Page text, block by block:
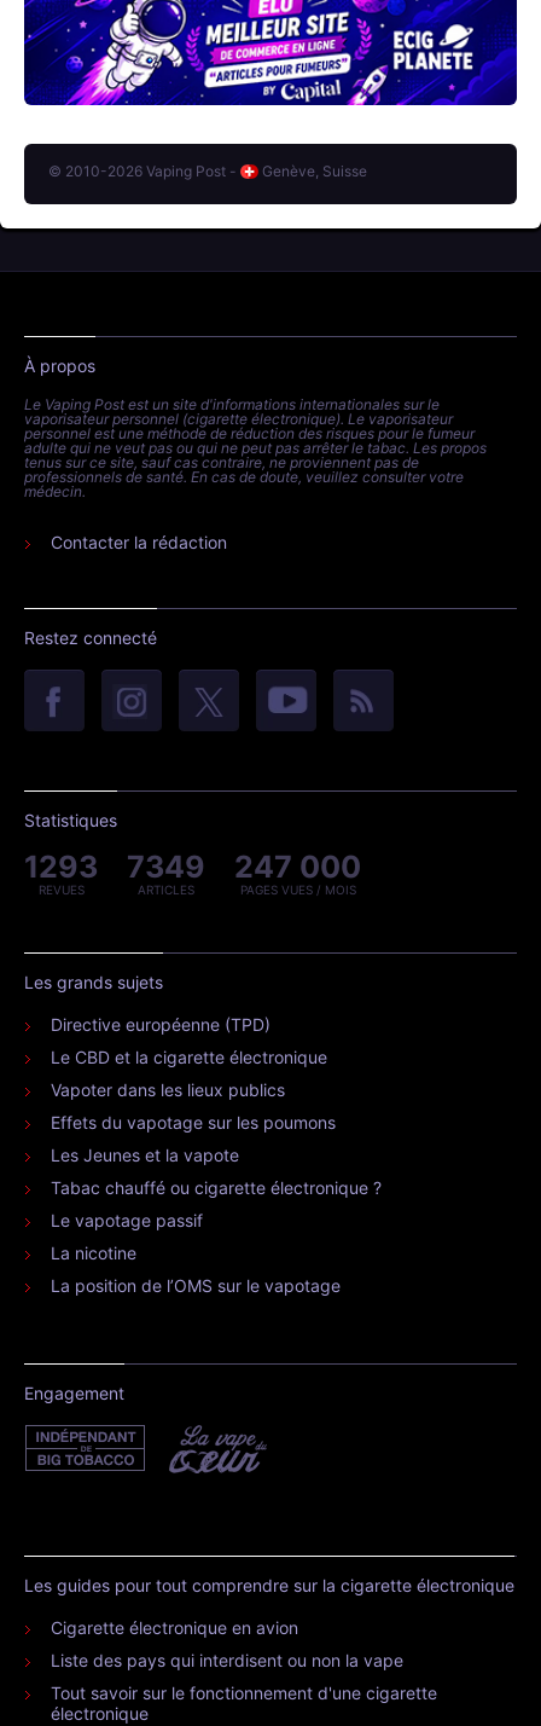
© 2010-2026 Vaping Post - Genève, Suisse
À propos
Le Vaping Post est un site d'informations internationales sur le
vaporisateur personnel (cigarette électronique). Le vaporisateur
personnel est une méthode de réduction des risques pour le fumeur
adulte qui ne veut pas ou qui ne peut pas arrêter le tabac. Les propos
tenus sur ce site, sauf cas contraire, ne proviennent pas de
professionnels de santé. En cas de doute, veuillez consulter votre
médecin.
Contacter la rédaction
Restez connecté
Statistiques
1293
REVUES
7349
ARTICLES
247 000
PAGES VUES / MOIS
Les grands sujets
Directive européenne (TPD)
Le CBD et la cigarette électronique
Vapoter dans les lieux publics
Effets du vapotage sur les poumons
Les Jeunes et la vapote
Tabac chauffé ou cigarette électronique ?
Le vapotage passif
La nicotine
La position de l’OMS sur le vapotage
Engagement
Les guides pour tout comprendre sur la cigarette électronique
Cigarette électronique en avion
Liste des pays qui interdisent ou non la vape
Tout savoir sur le fonctionnement d'une cigarette
électronique